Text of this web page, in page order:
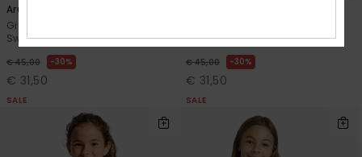
Aruba One-Piece
Girls 6-16 Blue One-Piece
Swimsuit
€ 45,00 30%
€ 31,50
SALE
Swimsuit
€ 45,00 30%
€ 31,50
SALE